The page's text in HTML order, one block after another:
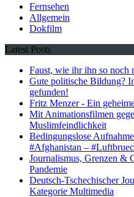
Fernsehen
Allgemein
Dokfilm
Latest Posts
Faust, wie ihr ihn so noch
Gute politische Bildung?
gefunden!
Fritz Menzer - Ein
Mit Animationsfilmen
Muslimfeindlichkeit
Bedingungslose
#Afghanistan –
Journalismus, Grenzen &
Pandemie
Deutsch-Tschechischer
Kategorie Multimedia